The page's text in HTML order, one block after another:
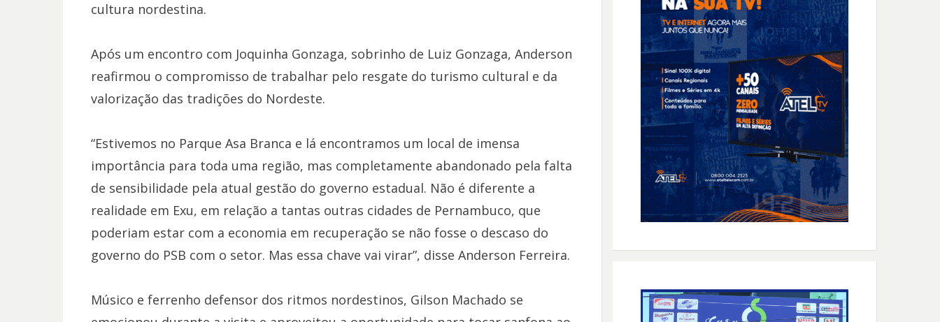
cultura nordestina.
Após um encontro com Joquinha Gonzaga, sobrinho de Luiz Gonzaga, Anderson
reafirmou o compromisso de trabalhar pelo resgate do turismo cultural e da
valorização das tradições do Nordeste.
“Estivemos no Parque Asa Branca e lá encontramos um local de imensa
importância para toda uma região, mas completamente abandonado pela falta
de sensibilidade pela atual gestão do governo estadual. Não é diferente a
realidade em Exu, em relação a tantas outras cidades de Pernambuco, que
poderiam estar com a economia em recuperação se não fosse o descaso do
governo do PSB com o setor. Mas essa chave vai virar”, disse Anderson Ferreira.
Músico e ferrenho defensor dos ritmos nordestinos, Gilson Machado se